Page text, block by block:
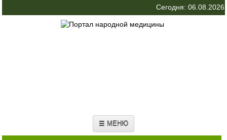
Сегодня: 06.08.2026
☰ МЕНЮ